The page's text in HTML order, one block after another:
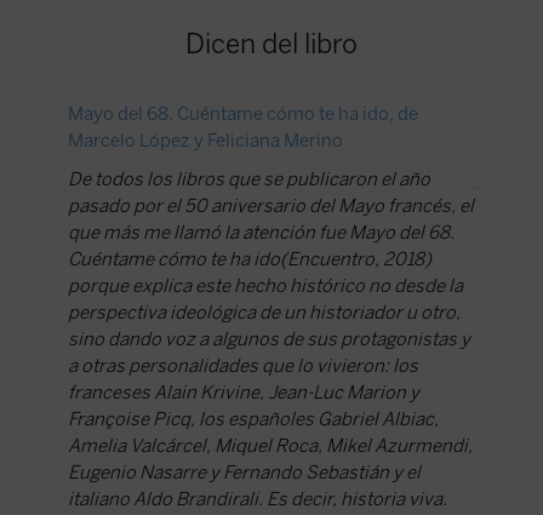
Dicen del libro
Mayo del 68. Cuéntame cómo te ha ido, de
Marcelo López y Feliciana Merino
De todos los libros que se publicaron el año
pasado por el 50 aniversario del Mayo francés, el
que más me llamó la atención fueMayo del 68.
Cuéntame cómo te ha ido(Encuentro, 2018)
porque explica este hecho histórico no desde la
perspectiva ideológica de un historiador u otro,
sino dando voz a algunos de sus protagonistas y
a otras personalidades que lo vivieron: los
franceses Alain Krivine, Jean-Luc Marion y
Françoise Picq, los españoles Gabriel Albiac,
Amelia Valcárcel, Miquel Roca, Mikel Azurmendi,
Eugenio Nasarre y Fernando Sebastián y el
italiano Aldo Brandirali. Es decir, historia viva.